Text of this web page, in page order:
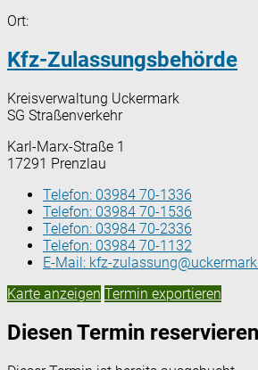
Ort:
Kfz-Zulassungsbehörde
Kreisverwaltung Uckermark
SG Straßenverkehr
Karl-Marx-Straße 1
17291 Prenzlau
Telefon: 03984 70-1336
Telefon: 03984 70-1536
Telefon: 03984 70-2336
Telefon: 03984 70-1132
E-Mail: kfz-
Karte anzeigen Termin exportieren
Diesen Termin reservieren